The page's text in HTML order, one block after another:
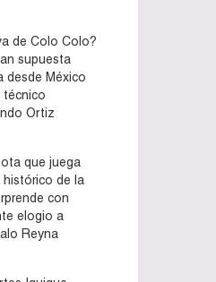
de Colo Colo?
supuesta
desde México
técnico
Ortiz
que juega
histórico de la
con
elogio a
Reyna